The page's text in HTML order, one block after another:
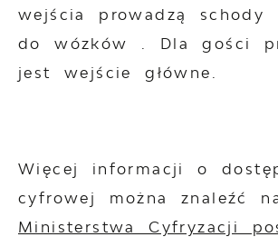
wejścia prowadzą schody
do wózków . Dla gości
jest wejście główne.
Więcej informacji o
cyfrowej można znaleźć
Ministerstwa Cyfryzacji